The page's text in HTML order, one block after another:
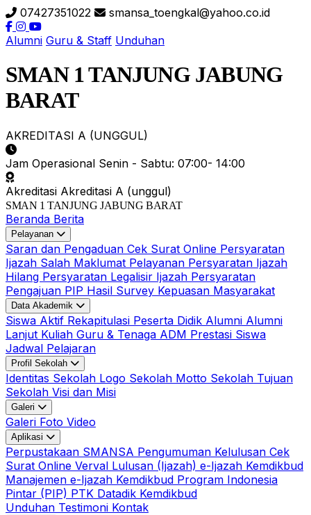
07427351022
smansa_toengkal@yahoo.co.id
Alumni Guru & Staff Unduhan
SMAN 1 TANJUNG JABUNG
BARAT
AKREDITASI A (UNGGUL)
Jam Operasional Senin - Sabtu: 07:00- 14:00
Akreditasi Akreditasi A (unggul)
SMAN 1 TANJUNG JABUNG BARAT
Beranda Berita
Pelayanan
Saran dan Pengaduan Cek Surat Online Persyaratan
Ijazah Salah Maklumat Pelayanan Persyaratan Ijazah
Hilang Persyaratan Legalisir Ijazah Persyaratan
Pengajuan PIP Hasil Survey Kepuasan Masyarakat
Data Akademik
Siswa Aktif Rekapitulasi Peserta Didik Alumni Alumni
Lanjut Kuliah Guru & Tenaga ADM Prestasi Siswa
Jadwal Pelajaran
Profil Sekolah
Identitas Sekolah Logo Sekolah Motto Sekolah Tujuan
Sekolah Visi dan Misi
Galeri
Galeri Foto Video
Aplikasi
Perpustakaan SMANSA Pengumuman Kelulusan Cek
Surat Online Verval Lulusan (Ijazah) e-Ijazah Kemdikbud
Manajemen e-Ijazah Kemdikbud Program Indonesia
Pintar (PIP) PTK Datadik Kemdikbud
Unduhan Testimoni Kontak